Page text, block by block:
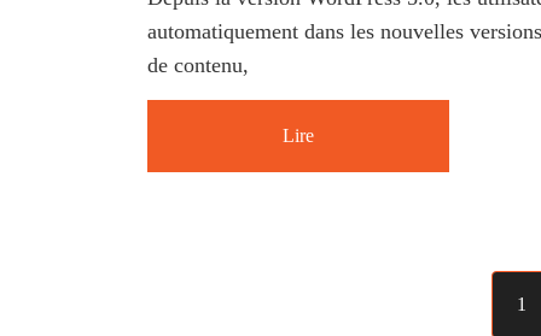
automatiquement dans les nouvelles
de contenu,
Lire
1